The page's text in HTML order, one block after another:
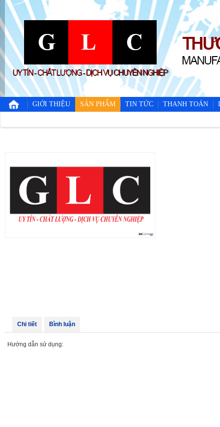
GIỚI THIỆU SẢN PHẨM TIN TỨC THANH TOÁN
Chi tiết Bình luận
Hướng dẫn sử dụng: